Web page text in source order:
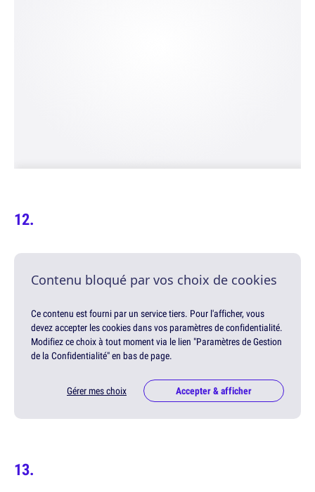
Contenu bloqué par vos choix de cookies
Ce contenu est fourni par un service tiers. Pour l'afficher, vous
devez accepter les cookies dans vos paramètres de confidentialité.
Modifiez ce choix à tout moment via le lien "Paramètres de Gestion
de la Confidentialité" en bas de page.
Gérer mes choix Accepter & afficher